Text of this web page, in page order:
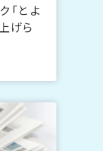
「とよ
げら